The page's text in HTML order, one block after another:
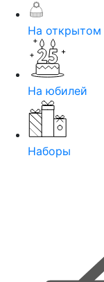
На открытом
На юбилей
Наборы